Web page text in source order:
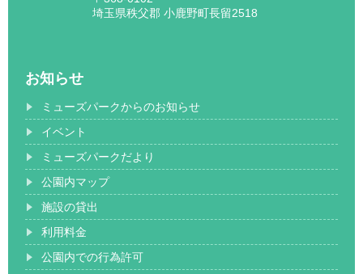
埼玉県秩父郡 小鹿野町長留2518
お知らせ
ミューズパークからのお知らせ
イベント
ミューズパークだより
公園内マップ
施設の貸出
利用料金
公園内での行為許可